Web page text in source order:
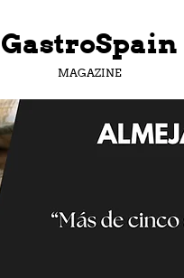
GastroSpain
MAGAZINE